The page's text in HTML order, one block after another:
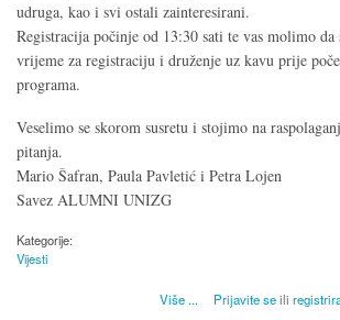
udruga, kao i svi ostali zainteresirani.
Registracija počinje od 13:30 sati te vas molimo da
vrijeme za registraciju i druženje uz kavu prije
programa.
Veselimo se skorom susretu i stojimo na
pitanja.
Mario Šafran, Paula Pavletić i Petra Lojen
Savez ALUMNI UNIZG
Kategorije:
Vijesti
Više
o Skupština ALUMNI UNIZG + Alumni priča: Kako ojačati
... Prijavite seili